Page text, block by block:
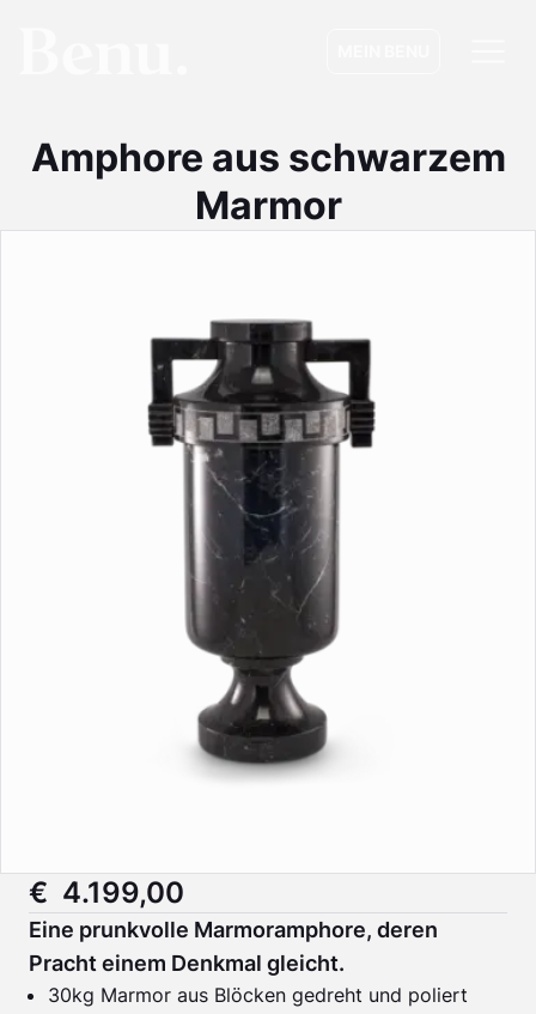
Amphore aus schwarzem
Marmor
€ 4.199,00
Eine prunkvolle Marmoramphore, deren
Pracht einem Denkmal gleicht.
30kg Marmor aus Blöcken gedreht und poliert